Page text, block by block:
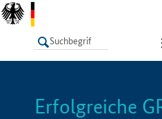
LISTE
Erfolgreiche